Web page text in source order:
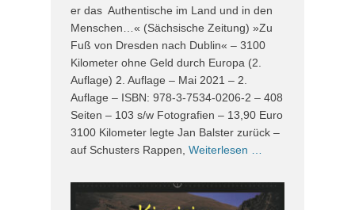
er das Authentische im Land und in den
Menschen…« (Sächsische Zeitung) »Zu
Fuß von Dresden nach Dublin« – 3100
Kilometer ohne Geld durch Europa (2.
Auflage) 2. Auflage – Mai 2021 – 2.
Auflage – ISBN: 978-3-7534-0206-2 – 408
Seiten – 103 s/w Fotografien – 13,90 Euro
3100 Kilometer legte Jan Balster zurück –
auf Schusters Rappen, Weiterlesen …